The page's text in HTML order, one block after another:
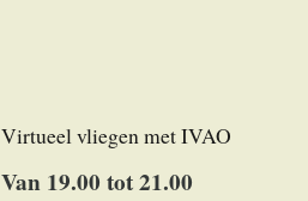
Virtueel vliegen met IVAO
Van 19.00 tot 21.00